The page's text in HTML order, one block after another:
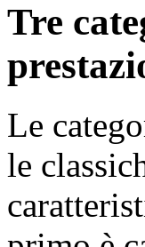
Tre
Le
le